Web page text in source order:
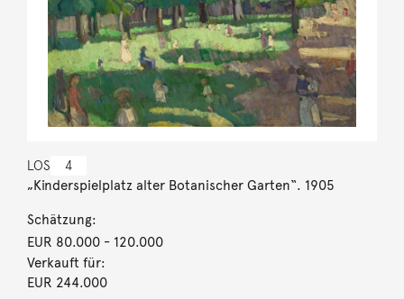
LOS 4
„Kinderspielplatz alter Botanischer Garten“. 1905
Schätzung:
EUR 80.000- 120.000
Verkauft für:
EUR 244.000